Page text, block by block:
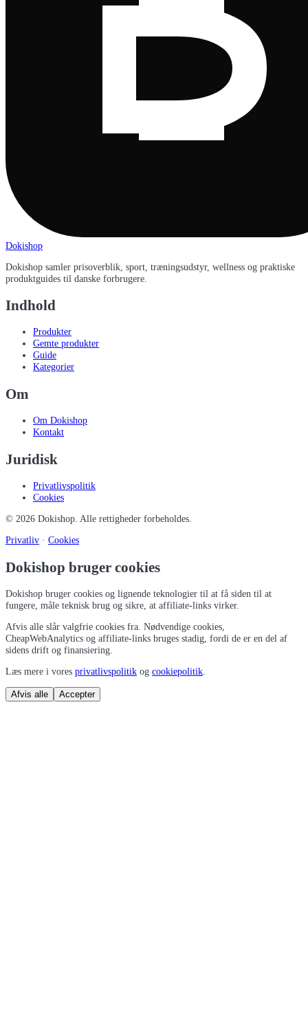
Dokishop
Dokishop samler prisoverblik, sport, træningsudstyr, wellness og praktiske
produktguides til danske forbrugere.
Indhold
Produkter
Gemte produkter
Guide
Kategorier
Om
Om Dokishop
Kontakt
Juridisk
Privatlivspolitik
Cookies
© 2026 Dokishop. Alle rettigheder forbeholdes.
Privatliv · Cookies
Dokishop bruger cookies
Dokishop bruger cookies og lignende teknologier til at få siden til at
fungere, måle teknisk brug og sikre, at affiliate-links virker.
Afvis alle slår valgfrie cookies fra. Nødvendige cookies,
CheapWebAnalytics og affiliate-links bruges stadig, fordi de er en del af
sidens drift og finansiering.
Læs mere i vores privatlivspolitik og cookiepolitik
Afvis alle Accepter